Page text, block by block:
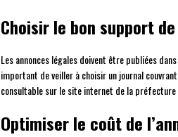
Choisir le bon support
Les annonces légales doivent être publiées
important de veiller à choisir un journal
consultable sur le site internet de la
Optimiser le coût de